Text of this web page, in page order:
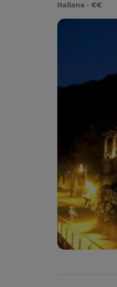
Italiana - €€